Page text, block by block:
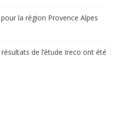
la région Provence Alpes
de l’étude Ireco ont été